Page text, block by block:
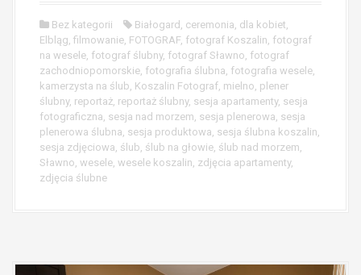
Bez kategorii Białogard , ceremonia, dla kobiet,
Elbląg, filmowanie, FOTOGRAF, fotograf Koszalin, fotograf
na wesele, fotograf ślubny, fotograf Sławno, fotograf
zachodniopomorskie, fotografia ślubna, fotografia wesele,
kamerzysta na ślub, Koszalin Fotograf, mielno, plener
ślubny, reportaż, reportaż ślubny, sesja apartamenty, sesja
fotograficzna, sesja nad morzem, sesja plenerowa, sesja
plenerowa ślubna, sesja produktowa, sesja ślubna koszalin,
sesja zdjęciowa, ślub, ślub na głowie, ślub nad morzem,
Sławno, wesele, wesele koszalin, zdjęcia apartamenty,
zdjęcia ślubne